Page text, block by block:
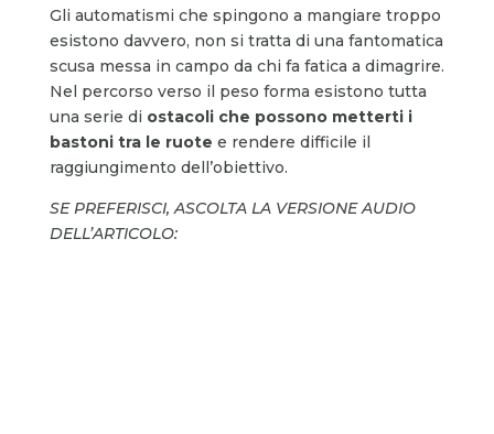
Gli automatismi che spingono a mangiare troppo
esistono davvero, non si tratta di una fantomatica
scusa messa in campo da chi fa fatica a dimagrire.
Nel percorso verso il peso forma esistono tutta
una serie di ostacoli che possono metterti i
bastoni tra le ruote e rendere difficile il
raggiungimento dell’obiettivo.
SE PREFERISCI, ASCOLTA LA VERSIONE AUDIO
DELL’ARTICOLO: